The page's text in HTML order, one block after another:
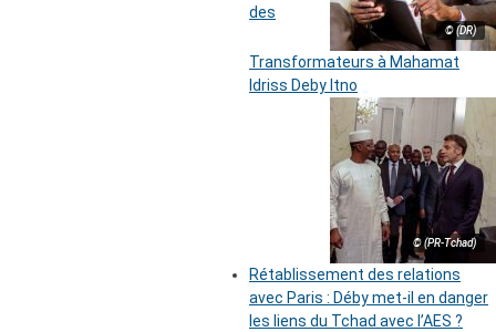
© (DR)
des
Transformateurs à Mahamat
Idriss Deby Itno
© (PR-Tchad)
Rétablissement des relations
avec Paris : Déby met-il en danger
les liens du Tchad avec l’AES ?